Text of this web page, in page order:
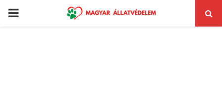
PRIMARY